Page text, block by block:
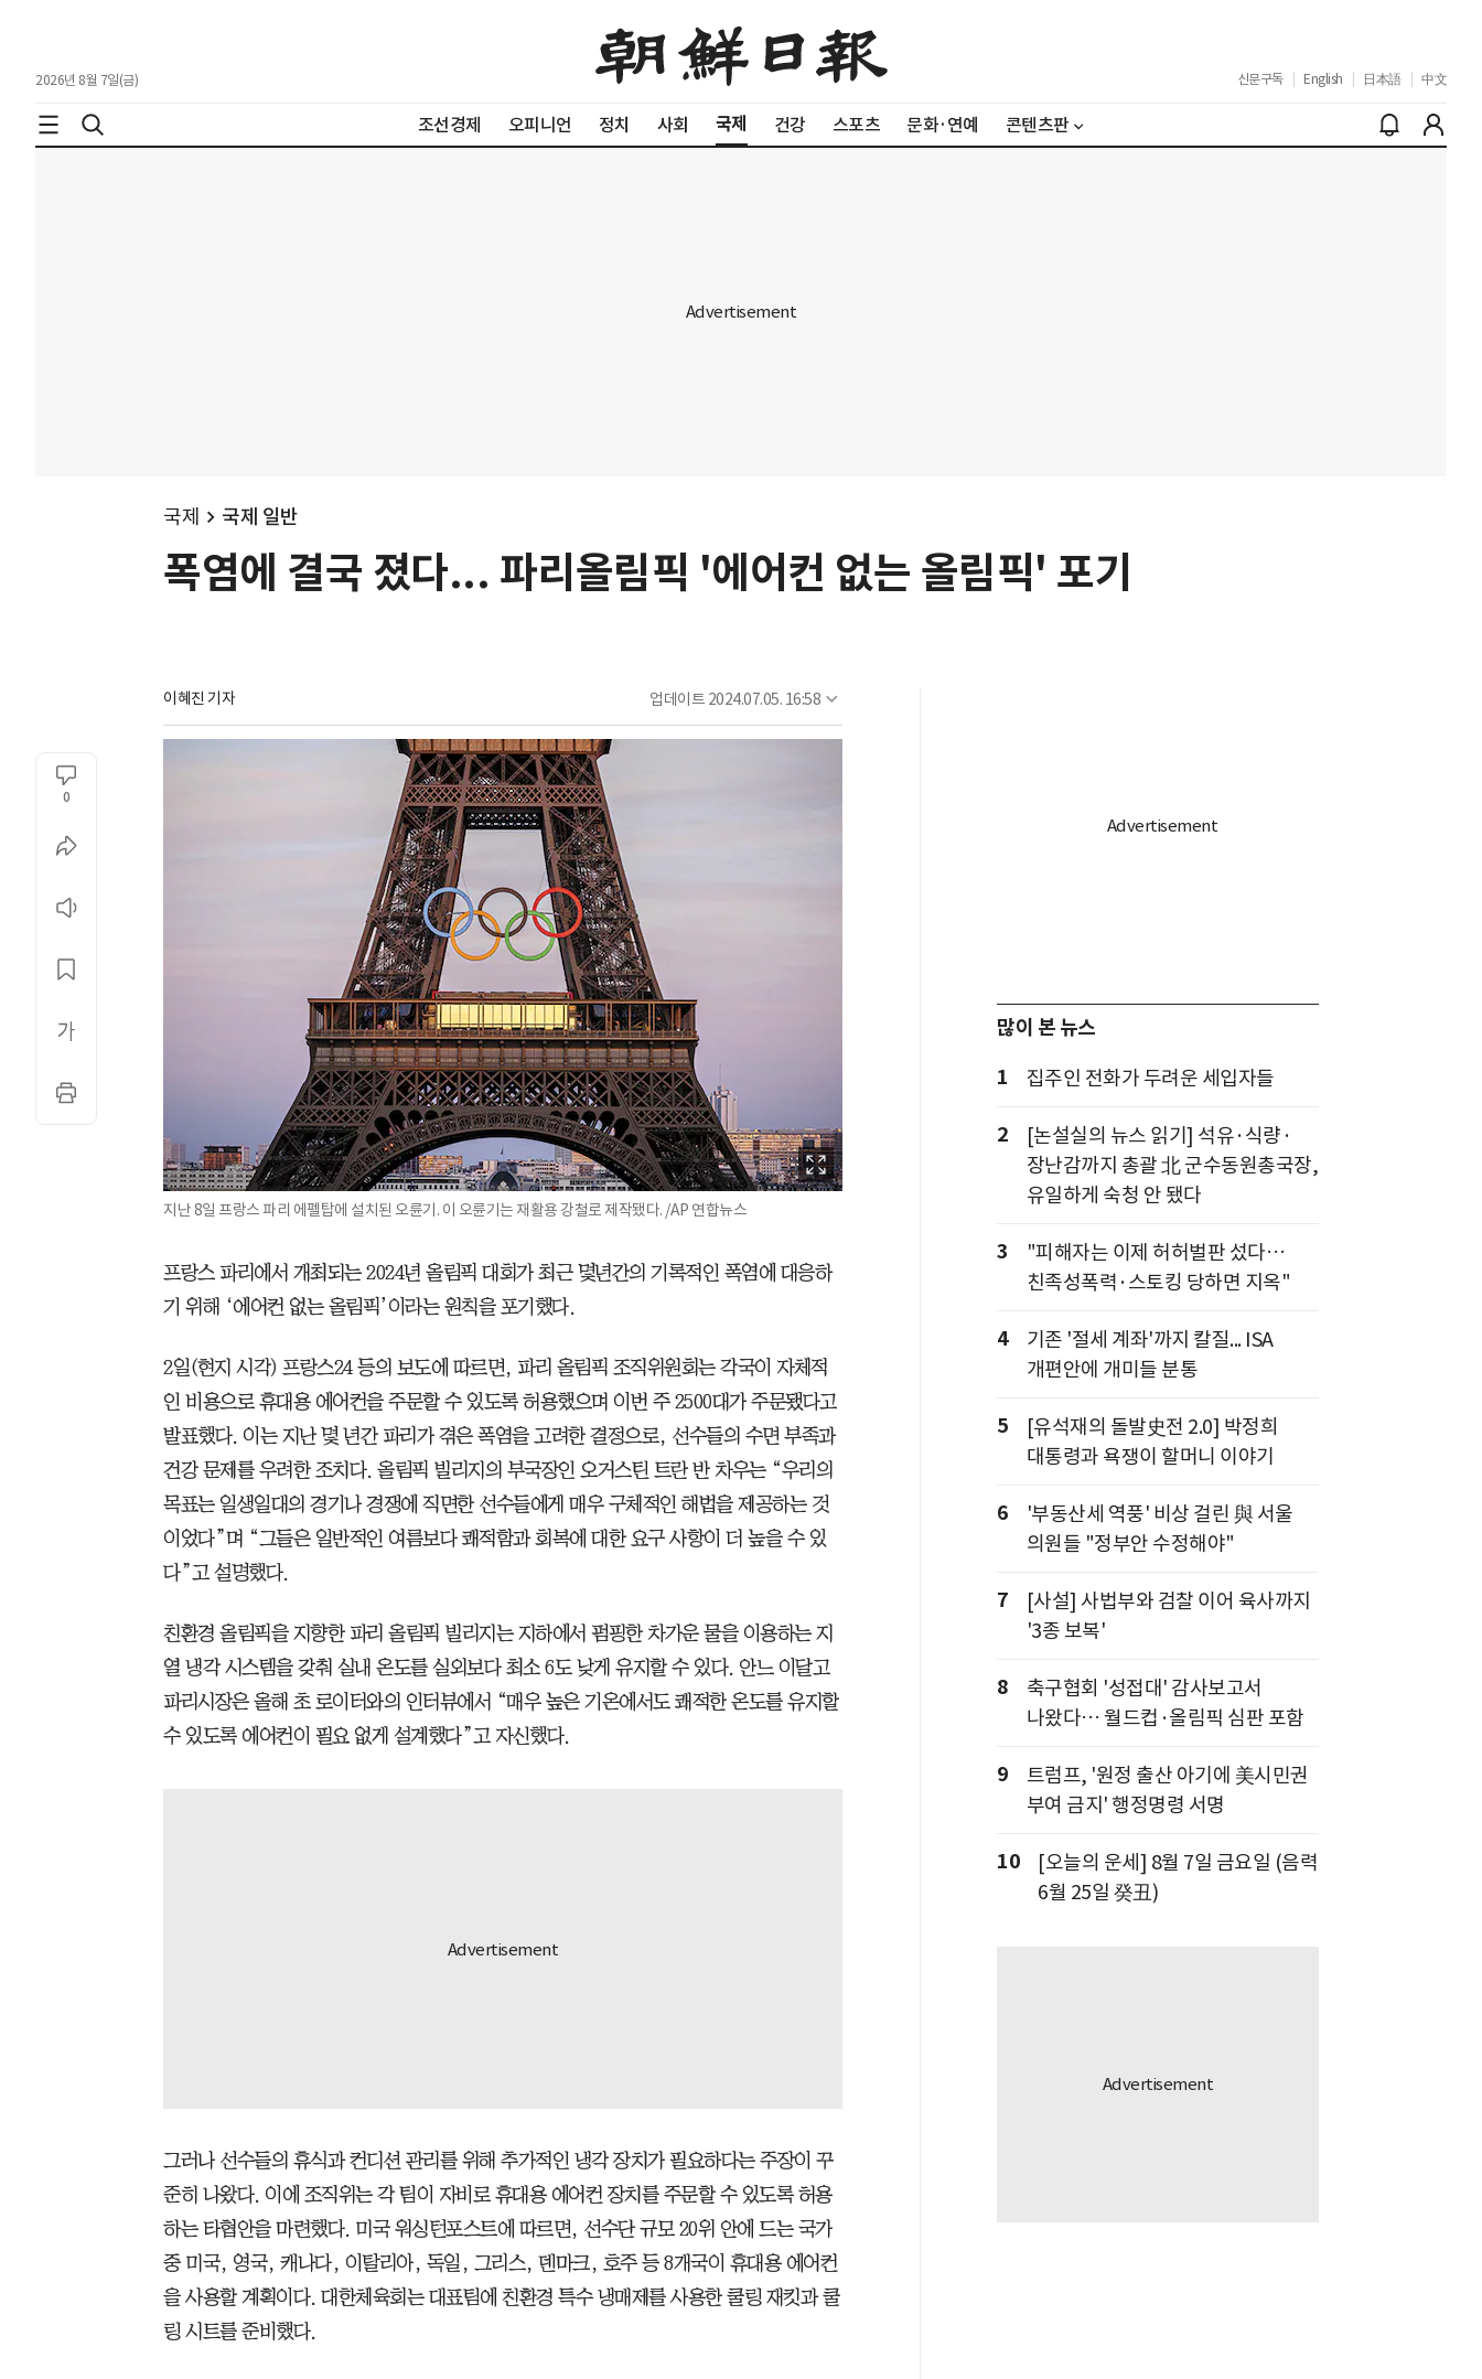
2026년 8월 7일(금) 신문구독 English 日本語 中文
조선경제 오피니언 정치 사회 국제 건강 스포츠 문화·연예 콘텐츠판
국제 국제 일반
폭염에 결국 졌다... 파리올림픽 '에어컨 없는 올림픽' 포기
이혜진 기자 업데이트 2024.07.05. 16:58
0
지난 8일 프랑스 파리 에펠탑에 설치된 오륜기. 이 오륜기는 재활용 강철로 제작됐다. /AP 연합뉴스
프랑스 파리에서 개최되는 2024년 올림픽 대회가 최근 몇년간의 기록적인 폭염에 대응하
기 위해 ‘에어컨 없는 올림픽’이라는 원칙을 포기했다.
2일(현지 시각) 프랑스24 등의 보도에 따르면, 파리 올림픽 조직위원회는 각국이 자체적
인 비용으로 휴대용 에어컨을 주문할 수 있도록 허용했으며 이번 주 2500대가 주문됐다고
발표했다. 이는 지난 몇 년간 파리가 겪은 폭염을 고려한 결정으로, 선수들의 수면 부족과
건강 문제를 우려한 조치다. 올림픽 빌리지의 부국장인 오거스틴 트란 반 차우는 “우리의
목표는 일생일대의 경기나 경쟁에 직면한 선수들에게 매우 구체적인 해법을 제공하는 것
이었다”며 “그들은 일반적인 여름보다 쾌적함과 회복에 대한 요구 사항이 더 높을 수 있
다”고 설명했다.
친환경 올림픽을 지향한 파리 올림픽 빌리지는 지하에서 펌핑한 차가운 물을 이용하는 지
열 냉각 시스템을 갖춰 실내 온도를 실외보다 최소 6도 낮게 유지할 수 있다. 안느 이달고
파리시장은 올해 초 로이터와의 인터뷰에서 “매우 높은 기온에서도 쾌적한 온도를 유지할
수 있도록 에어컨이 필요 없게 설계했다”고 자신했다.
그러나 선수들의 휴식과 컨디션 관리를 위해 추가적인 냉각 장치가 필요하다는 주장이 꾸
준히 나왔다. 이에 조직위는 각 팀이 자비로 휴대용 에어컨 장치를 주문할 수 있도록 허용
하는 타협안을 마련했다. 미국 워싱턴포스트에 따르면, 선수단 규모 20위 안에 드는 국가
중 미국, 영국, 캐나다, 이탈리아, 독일, 그리스, 덴마크, 호주 등 8개국이 휴대용 에어컨
을 사용할 계획이다. 대한체육회는 대표팀에 친환경 특수 냉매제를 사용한 쿨링 재킷과 쿨
링 시트를 준비했다.
많이 본 뉴스
1
집주인 전화가 두려운 세입자들
2
[논설실의 뉴스 읽기] 석유·식량·
장난감까지 총괄 北 군수동원총국장,
유일하게 숙청 안 됐다
3
"피해자는 이제 허허벌판 섰다…
친족성폭력·스토킹 당하면 지옥"
4
기존 '절세 계좌'까지 칼질... ISA
개편안에 개미들 분통
5
[유석재의 돌발史전 2.0] 박정희
대통령과 욕쟁이 할머니 이야기
6
'부동산세 역풍' 비상 걸린 與 서울
의원들 "정부안 수정해야"
7
[사설] 사법부와 검찰 이어 육사까지
'3종 보복'
8
축구협회 '성접대' 감사보고서
나왔다… 월드컵·올림픽 심판 포함
9
트럼프, '원정 출산 아기에 美시민권
부여 금지' 행정명령 서명
10
[오늘의 운세] 8월 7일 금요일 (음력
6월 25일 癸丑)